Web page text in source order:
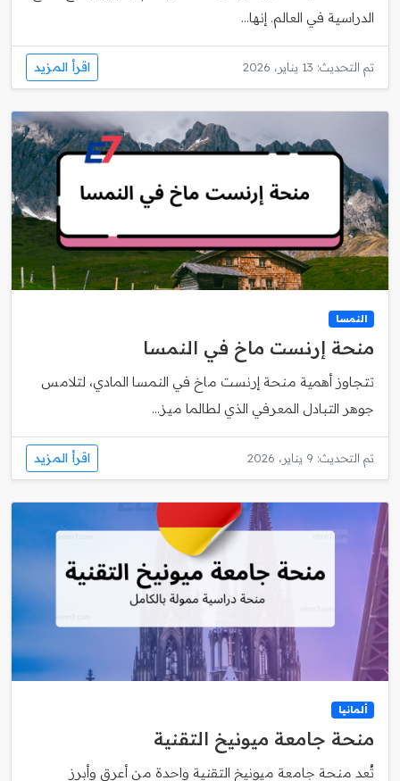
الدراسية في العالم. إنها...
تم التحديث: 13 يناير، 2026 اقرأ المزيد
النمسا
منحة إرنست ماخ في النمسا
تتجاوز أهمية منحة إرنست ماخ في النمسا المادي، لتلامس
جوهر التبادل المعرفي الذي لطالما ميز...
تم التحديث: 9 يناير، 2026 اقرأ المزيد
ألمانيا
منحة جامعة ميونيخ التقنية
تُعد منحة جامعة ميونيخ التقنية واحدة من أعرق وأبرز